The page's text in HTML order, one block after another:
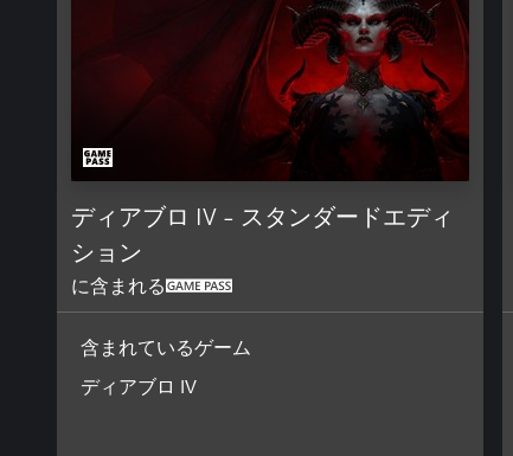
© 2023 Blizzard Entertainment, Inc. Diablo、Diablo Immortal
Entertainmentは米国およびその他の国におけるBlizzard
です。All rights reserved.
ディアブロ IV - スタンダードエディ
ション
に含まれる
含まれているゲーム
ディアブロ IV